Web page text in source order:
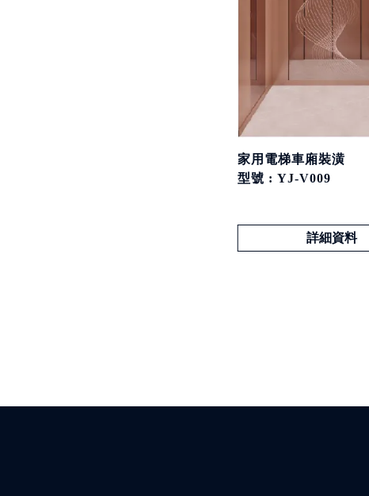
家用電梯車廂裝潢
型號 : YJ-V009
詳細資料